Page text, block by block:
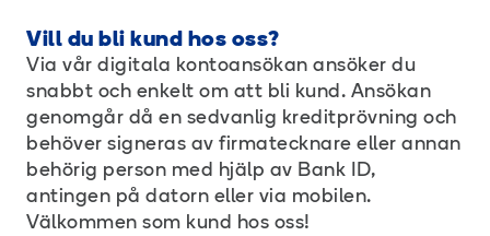
Vill du bli kund hos oss?
Via vår digitala kontoansökan ansöker du
snabbt och enkelt om att bli kund. Ansökan
genomgår då en sedvanlig kreditprövning och
behöver signeras av firmatecknare eller annan
behörig person med hjälp av Bank ID,
antingen på datorn eller via mobilen.
Välkommen som kund hos oss!